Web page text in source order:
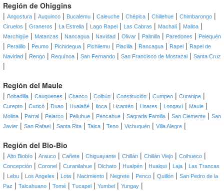
Región de Ohiggins
| Angostura | Auquinco | Bucalemu | Caleuche | Chépica | Chillehue | Chimbarongo |
Ciruelos | Graneros | La Estrella | Lago Rapel | Las Cabras | Machalí | Malloa |
Marchigüe | Matanzas | Nancagua | Navidad | Olivar | Palmilla | Paredones | Pelequén
| Peralillo | Peumo | Pichidegua | Pichilemu | Placilla | Rancagua | Rapel | Rapel de
Navidad | Rengo | Requínoa | San Fernando | San Francisco de Mostazal | Santa Cruz
|
Región del Maule
| Bobadilla | Cauquenes | Chanco | Colbún | Constitución | Cumpeo | Curanipe |
Curepto | Curicó | Duao | Hualañé | Iloca | Licantén | Linares | Longaví | Maule |
Molina | Parral | Pelarco | Pelluhue | Pencahue | Sagrada Familia | San Clemente | San
Javier | San Rafael | Santa Rita | Talca | Teno | Vichuquén | Villa Alegre |
Región del Bio-Bio
| Alto Biobío | Arauco | Cañete | Chiguayante | Chillán | Chillán Viejo | Coihueco |
Concepción | Coronel | Curanilahue | Dichato | Hualpén | Hualqui | Laja | Las Trancas
| Lebu | Los Angeles | Lota | Nacimiento | Negrete | Penco | Quillón | San Pedro de la
Paz | Talcahuano | Tomé | Tucapel | Yumbel | Yungay |